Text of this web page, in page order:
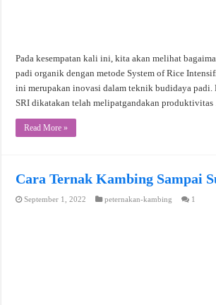
Pada kesempatan kali ini, kita akan melihat
padi organik dengan metode System of Rice
ini merupakan inovasi dalam teknik budidaya padi.
SRI dikatakan telah melipatgandakan produktivitas
Read More »
Cara Ternak Kambing Sampai
September 1, 2022 peternakan-kambing 1